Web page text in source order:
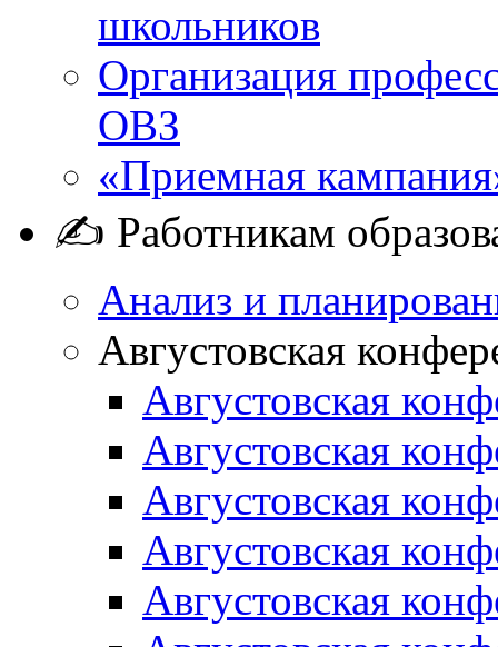
школьников
Организация
ОВЗ
«Приемная
✍ Работникам
Анализ и
Августовская
Августовская
Августовская
Августовская
Августовская
Августовская